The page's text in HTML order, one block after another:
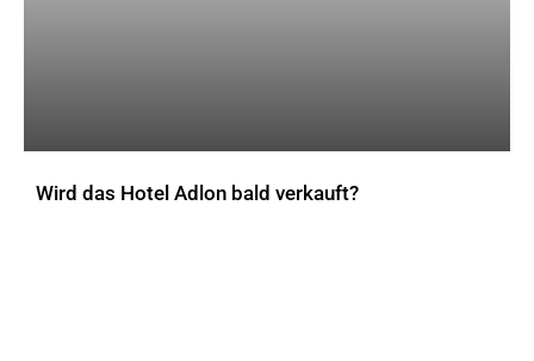
Wird das Hotel Adlon bald verkauft?